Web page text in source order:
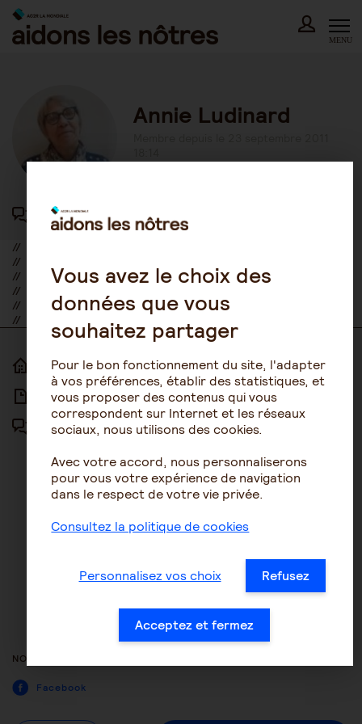
Skip
content
MENU
Annie Ludinard
417 participations au forum
//
//
//
//
//
//
ACCUEIL
ARTICLES
FORUM
ACCESSIBILITÉ
NOUS CONTACTER
MENTIONS LÉGALES
PLAN DU SITE
CONDITIONS GÉNÉRALES
GESTION DES COOKIES
ACCESSIBILITÉ : NON
CONFORME
NOUS SUIVRE
Facebook
Vous avez le choix des
données que vous
souhaitez partager
Pour le bon fonctionnement du site, l'adapter
à vos préférences, établir des statistiques, et
vous proposer des contenus qui vous
correspondent sur Internet et les réseaux
sociaux, nous utilisons des cookies.
Avec votre accord, nous personnaliserons
pour vous votre expérience de navigation
dans le respect de votre vie privée.
Consultez la politique de cookies
Personnalisez vos choix Refusez
Acceptez et fermez